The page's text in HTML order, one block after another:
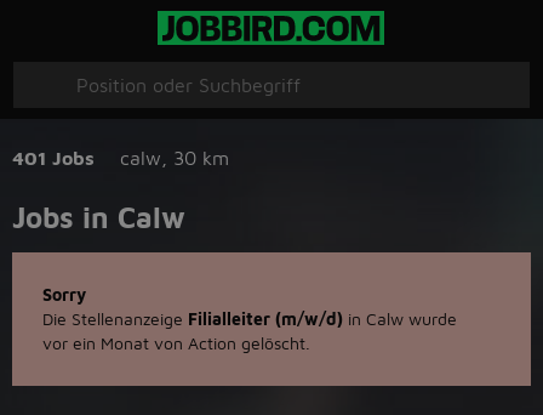
401 Jobs calw 30 km
Jobs in Calw
Sorry
Die Stellenanzeige Filialleiter (m/w/d) in Calw wurde
vor ein Monat von Action gelöscht.